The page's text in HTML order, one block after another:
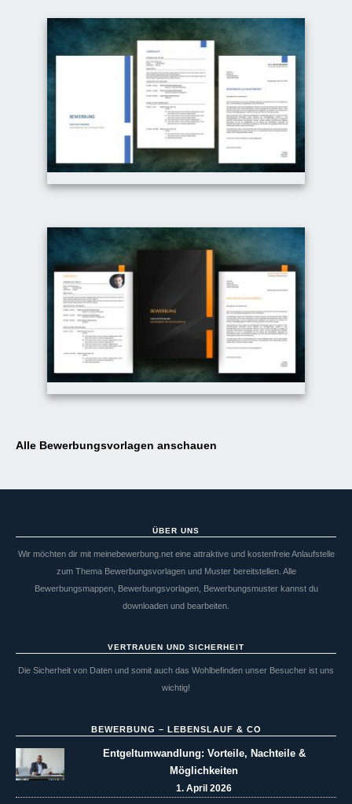
Alle Bewerbungsvorlagen anschauen
ÜBER UNS
Wir möchten dir mit meinebewerbung.net eine attraktive und kostenfreie Anlaufstelle
zum Thema Bewerbungsvorlagen und Muster bereitstellen. Alle
Bewerbungsmappen, Bewerbungsvorlagen, Bewerbungsmuster kannst du
downloaden und bearbeiten.
VERTRAUEN UND SICHERHEIT
Die Sicherheit von Daten und somit auch das Wohlbefinden unser Besucher ist uns
wichtig!
BEWERBUNG – LEBENSLAUF & CO
Entgeltumwandlung: Vorteile, Nachteile &
Möglichkeiten
1. April 2026